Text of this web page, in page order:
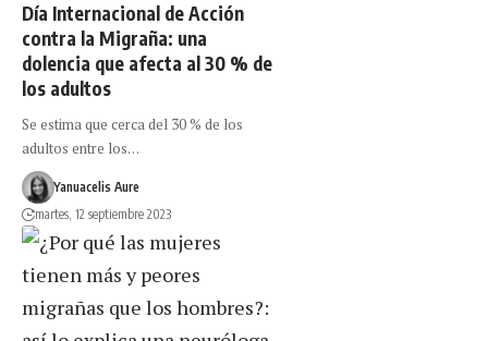
Día Internacional de Acción
contra la Migraña: una
dolencia que afecta al 30 % de
los adultos
Se estima que cerca del 30 % de los
adultos entre los…
Yanuacelis Aure
martes, 12 septiembre 2023